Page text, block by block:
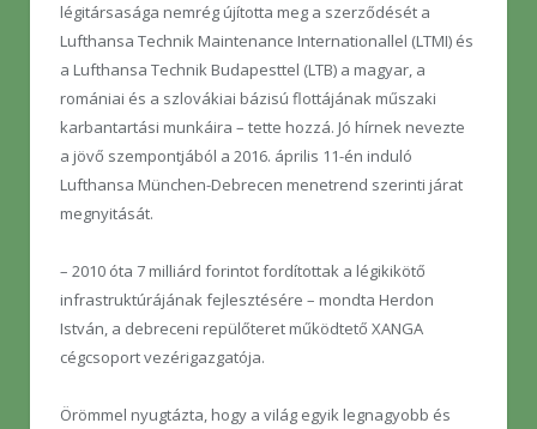
légitársasága nemrég újította meg a szerződését a
Lufthansa Technik Maintenance Internationallel (LTMI) és
a Lufthansa Technik Budapesttel (LTB) a magyar, a
romániai és a szlovákiai bázisú flottájának műszaki
karbantartási munkáira – tette hozzá. Jó hírnek nevezte
a jövő szempontjából a 2016. április 11-én induló
Lufthansa München-Debrecen menetrend szerinti járat
megnyitását.
– 2010 óta 7 milliárd forintot fordítottak a légikikötő
infrastruktúrájának fejlesztésére – mondta Herdon
István, a debreceni repülőteret működtető XANGA
cégcsoport vezérigazgatója.
Örömmel nyugtázta, hogy a világ egyik legnagyobb és